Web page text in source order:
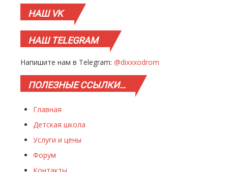
НАШVK
НАШTELEGRAM
Напишите нам в Telegram: @dixxxodrom
ПОЛЕЗНЫЕССЫЛКИ…
Главная
Детская школа
Услуги и цены
Форум